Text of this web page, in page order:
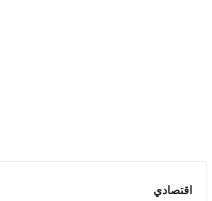
اقتصادي